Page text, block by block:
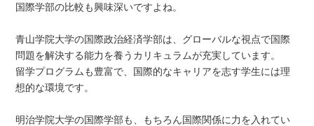
国際学部の比較も興味深いですよね。
青山学院大学の国際政治経済学部は、グローバルな視点で国際
問題を解決する能力を養うカリキュラムが充実しています。
留学プログラムも豊富で、国際的なキャリアを志す学生には理
想的な環境です。
明治学院大学の国際学部も、もちろん国際関係に力を入れてい